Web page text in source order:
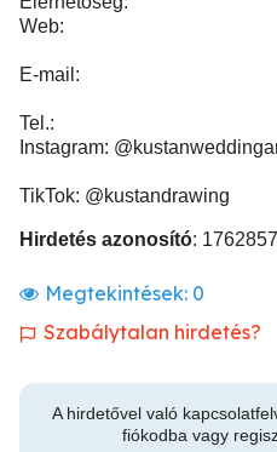
Web:
E-mail:
Tel.:
Instagram:
TikTok: @kustandrawing
Hirdetés azonosító:
Megtekintések: 0
Szabálytalan hirdetés?
A hirdetővel való
fiókodba vagy